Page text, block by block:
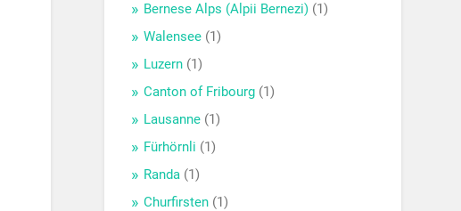
Bernese Alps (Alpii Bernezi) (1)
Walensee (1)
Luzern (1)
Canton of Fribourg (1)
Lausanne (1)
Fürhörnli (1)
Randa (1)
Churfirsten (1)